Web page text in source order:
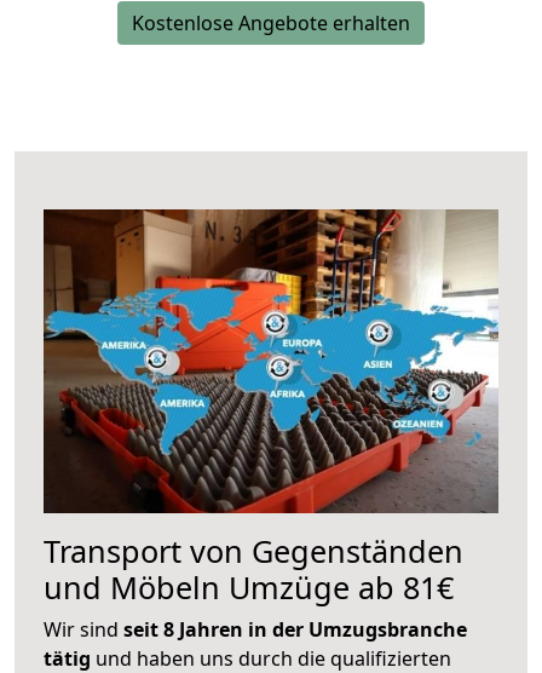
Kostenlose Angebote erhalten
Transport von Gegenständen
und Möbeln Umzüge ab 81€
Wir sind seit 8 Jahren in der Umzugsbranche
tätig und haben uns durch die qualifizierten